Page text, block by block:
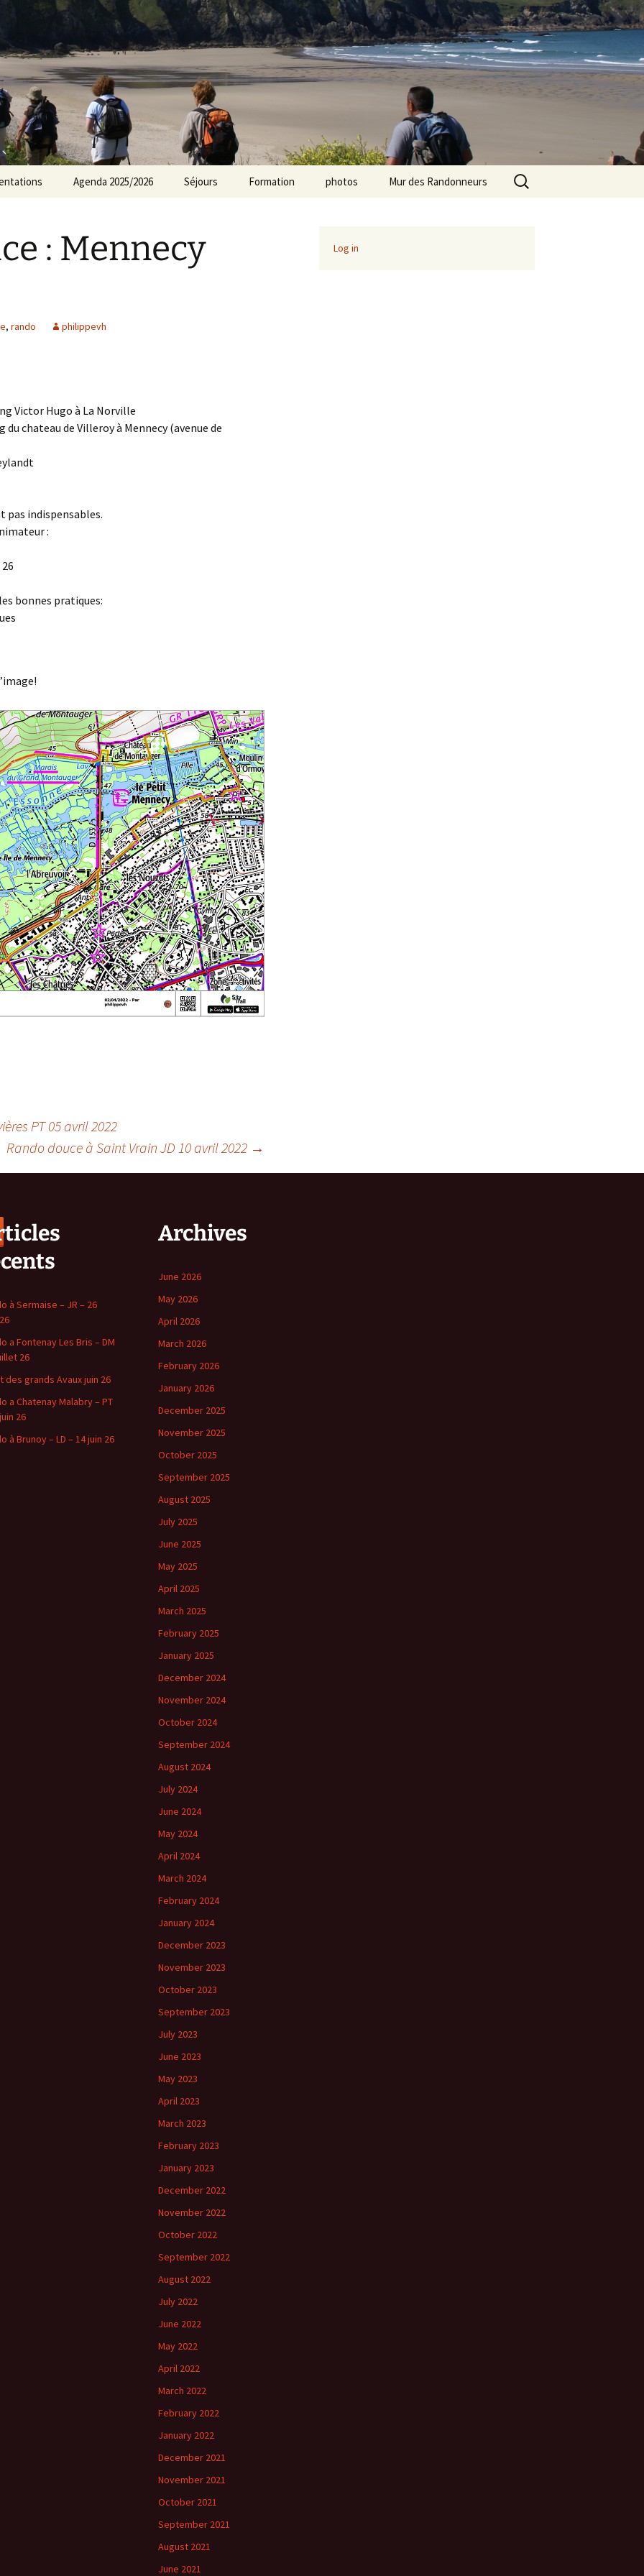
Norvillois
Agenda 2025/2026
Agenda 2023/2024
Séjours Formation photos Mur des Randonneurs
Search
for:
: Mennecy
, rando philippevh
Victor Hugo à La Norville
du chateau de Villeroy à Mennecy (avenue de
pas indispensables.
:
bonnes pratiques:
PT 05 avril 2022
Rando douce à Saint Vrain JD 10 avril 2022 →
Log in
à Sermaise – JR – 26
a Fontenay Les Bris – DM
26
des grands Avaux juin 26
a Chatenay Malabry – PT
26
à Brunoy – LD – 14 juin 26
Archives
June 2026
May 2026
April 2026
March 2026
February 2026
January 2026
December 2025
November 2025
October 2025
September 2025
August 2025
July 2025
June 2025
May 2025
April 2025
March 2025
February 2025
January 2025
December 2024
November 2024
October 2024
September 2024
August 2024
July 2024
June 2024
May 2024
April 2024
March 2024
February 2024
January 2024
December 2023
November 2023
October 2023
September 2023
July 2023
June 2023
May 2023
April 2023
March 2023
February 2023
January 2023
December 2022
November 2022
October 2022
September 2022
August 2022
July 2022
June 2022
May 2022
April 2022
March 2022
February 2022
January 2022
December 2021
November 2021
October 2021
September 2021
August 2021
June 2021